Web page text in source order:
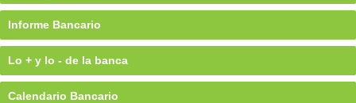
Informe Bancario
Lo + y lo - de la banca
Calendario Bancario